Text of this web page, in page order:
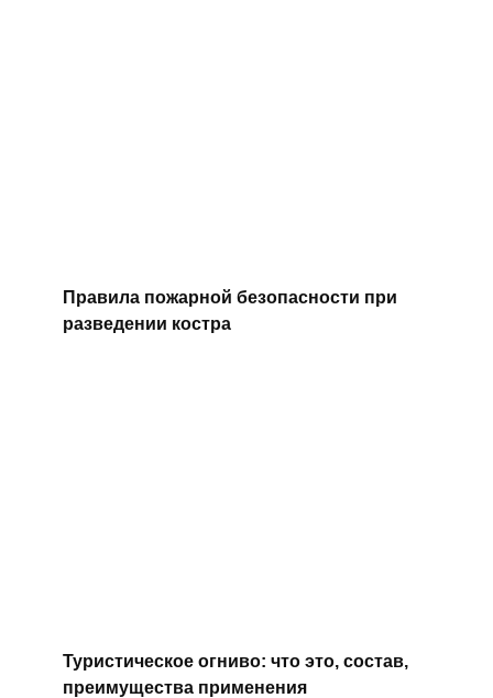
Правила пожарной безопасности при
разведении костра
Туристическое огниво: что это, состав,
преимущества применения